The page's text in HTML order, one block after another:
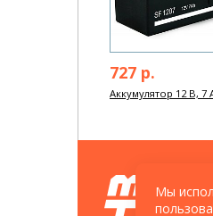
727 р.
Аккумулятор 12 В, 7
и
Мы